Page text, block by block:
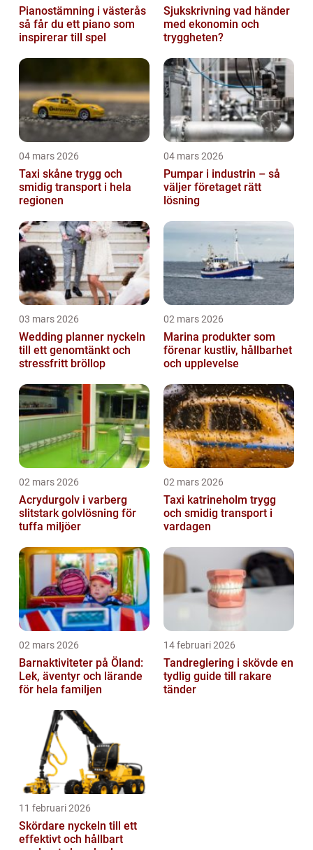
Pianostämning i västerås
så får du ett piano som
inspirerar till spel
Sjukskrivning vad händer
med ekonomin och
tryggheten?
04 mars 2026
Taxi skåne trygg och
smidig transport i hela
regionen
04 mars 2026
Pumpar i industrin – så
väljer företaget rätt
lösning
03 mars 2026
Wedding planner nyckeln
till ett genomtänkt och
stressfritt bröllop
02 mars 2026
Marina produkter som
förenar kustliv, hållbarhet
och upplevelse
02 mars 2026
Acrydurgolv i varberg
slitstark golvlösning för
tuffa miljöer
02 mars 2026
Taxi katrineholm trygg
och smidig transport i
vardagen
02 mars 2026
Barnaktiviteter på Öland:
Lek, äventyr och lärande
för hela familjen
14 februari 2026
Tandreglering i skövde en
tydlig guide till rakare
tänder
11 februari 2026
Skördare nyckeln till ett
effektivt och hållbart